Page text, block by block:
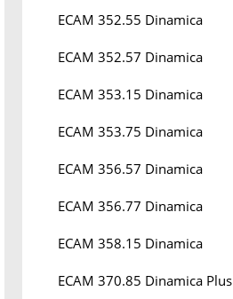
ECAM 352.55 Dinamica
ECAM 352.57 Dinamica
ECAM 353.15 Dinamica
ECAM 353.75 Dinamica
ECAM 356.57 Dinamica
ECAM 356.77 Dinamica
ECAM 358.15 Dinamica
ECAM 370.85 Dinamica Plus